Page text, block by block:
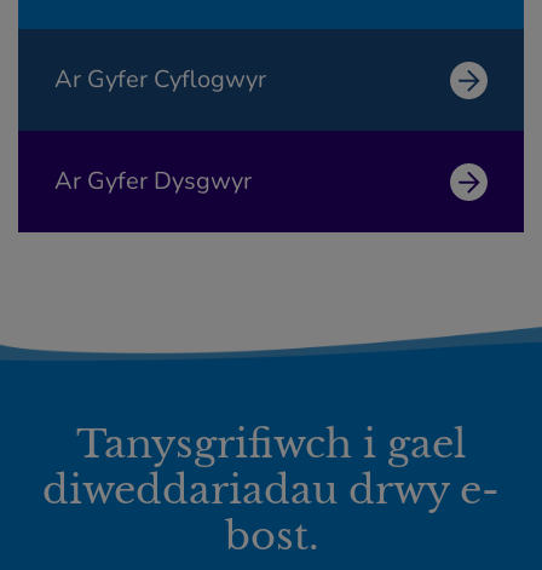
Ar Gyfer Cyflogwyr
Ar Gyfer Dysgwyr
Tanysgrifiwch i gael
diweddariadau drwy e-
bost.